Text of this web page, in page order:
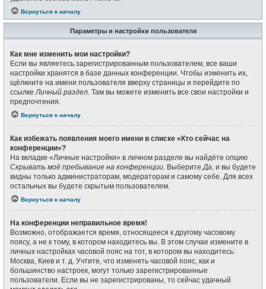
Вернуться к началу
Параметры и настройки пользователя
Как мне изменить мои настройки?
Если вы являетесь зарегистрированным пользователем, все ваши
настройки хранятся в базе данных конференции. Чтобы изменить их,
щёлкните на имени пользователя вверху страницы и перейдите по
ссылкеЛичный раздел. Там вы можете изменить все свои настройки и
предпочтения.
Вернуться к началу
Как избежать появления моего имени в списке «Кто сейчас на
конференции»?
На вкладке «Личные настройки» в личном разделе вы найдёте опцию
Скрывать моё пребывание на конференции. ВыберитеДа, и вы будете
видны только администраторам, модераторам и самому себе. Для всех
остальных вы будете скрытым пользователем.
Вернуться к началу
На конференции неправильное время!
Возможно, отображается время, относящееся к другому часовому
поясу, а не к тому, в котором находитесь вы. В этом случае измените в
личных настройках часовой пояс на тот, в котором вы находитесь:
Москва, Киев и т. д. Учтите, что изменять часовой пояс, как и
большинство настроек, могут только зарегистрированные
пользователи. Если вы не зарегистрированы, то сейчас удачный